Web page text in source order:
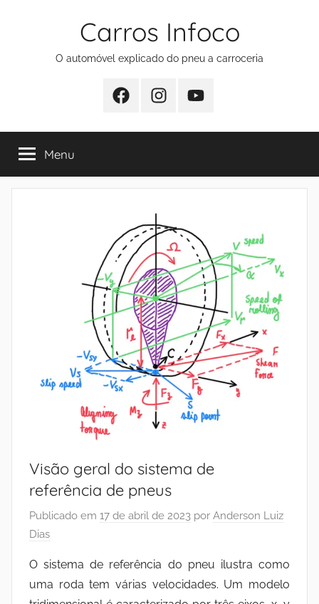
Carros Infoco
O automóvel explicado do pneu a carroceria
FacebookInstagramYoutube
Menu
Visão geral do sistema de
referência de pneus
Publicado em 17 de abril de 2023 por Anderson Luiz
Dias
O sistema de referência do pneu ilustra como
uma roda tem várias velocidades. Um modelo